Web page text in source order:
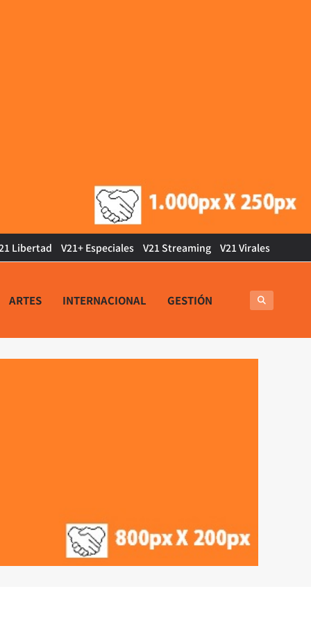
Libertad V21+ Especiales V21 Streaming V21 Virales
ARTES INTERNACIONAL GESTIÓN